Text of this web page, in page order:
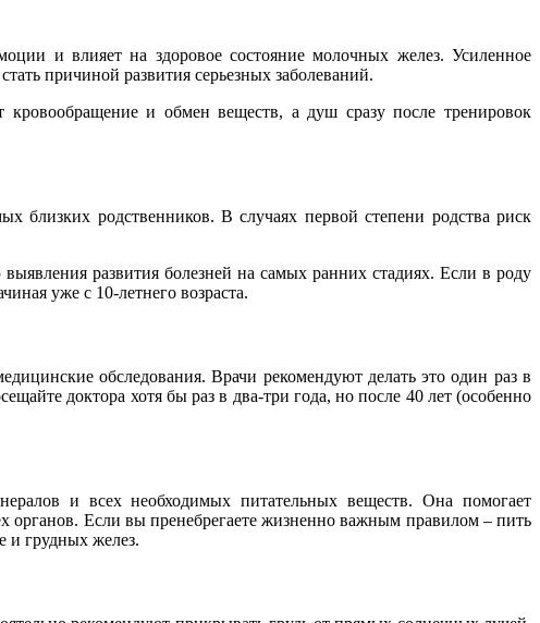
и влияет на здоровое состояние молочных желез. Усиленное
причиной развития серьезных заболеваний.
и обмен веществ, а душ сразу после тренировок
близких родственников. В случаях первой степени родства риск
развития болезней на самых ранних стадиях. Если в роду
уже с 10-летнего возраста.
обследования. Врачи рекомендуют делать это один раз в
доктора хотя бы раз в два-три года, но после 40 лет (особенно
и всех необходимых питательных веществ. Она помогает
Если вы пренебрегаете жизненно важным правилом – пить
и грудных желез.